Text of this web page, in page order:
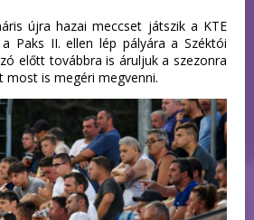
újra hazai meccset játszik a KTE
a Paks II. ellen lép pályára a Széktói
előtt továbbra is áruljuk a szezonra
is megéri megvenni.